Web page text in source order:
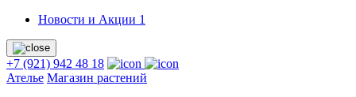
Новости и Акции 1
+7 (921) 942 48 18
Ателье Магазин растений